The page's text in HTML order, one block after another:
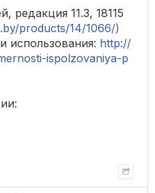
редакция 11.3, 18115
products/14/1066/)
использования: http://
ispolzovaniya-p